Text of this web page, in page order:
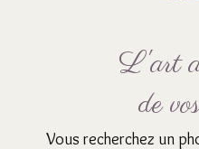
L'art
de
Vous recherchez un